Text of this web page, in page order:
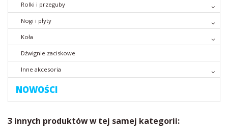
Rolki i przeguby
Nogi i płyty
Koła
Dźwignie zaciskowe
Inne akcesoria
NOWOŚCI
3 innych produktów w tej samej kategorii: